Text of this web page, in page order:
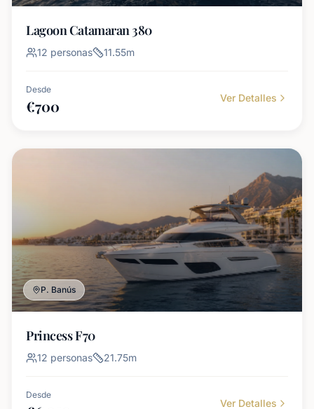
Lagoon Catamaran 380
12 personas 11.55m
Desde
€700 Ver Detalles
P. Banús
Princess F70
12 personas 21.75m
Desde
Ver Detalles